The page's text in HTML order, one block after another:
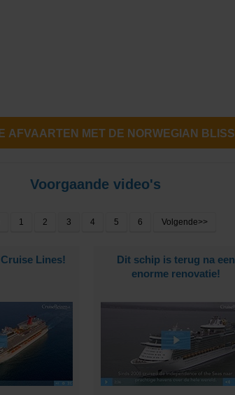
Voorgaande video's
1 2 3 4 5 6 Volgende>>
Lines!
Dit schip is terug na een
enorme renovatie!